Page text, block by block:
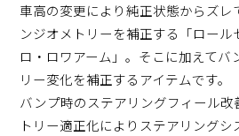
車高の変更により純正状態からズレ
ンジオメトリーを補正する「ロール
ロ・ロワアーム」。そこに加えてバ
リー変化を補正するアイテムです。
バンプ時のステアリングフィール改
トリー適正化によりステアリング